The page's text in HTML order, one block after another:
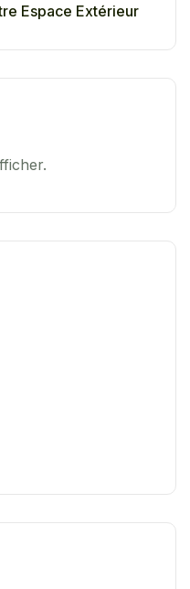
Espace Extérieur